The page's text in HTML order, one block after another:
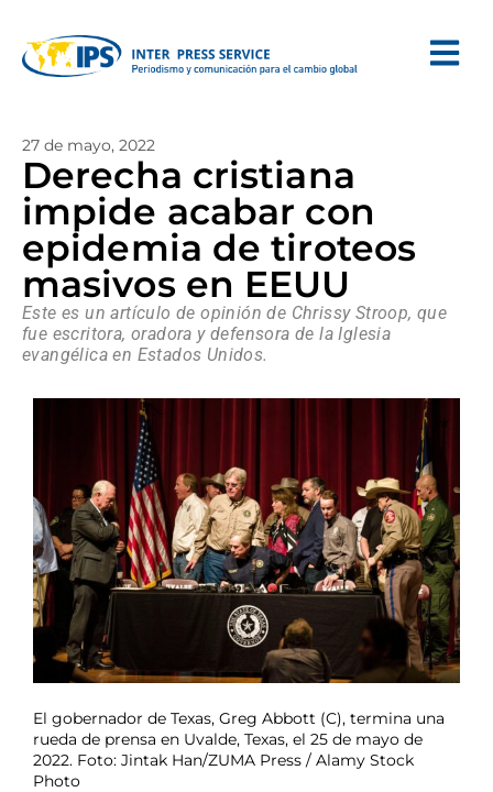
27 de mayo, 2022
Derecha cristiana
impide acabar con
epidemia de tiroteos
masivos en EEUU
Este es un artículo de opinión de Chrissy Stroop, que
fue escritora, oradora y defensora de la Iglesia
evangélica en Estados Unidos.
El gobernador de Texas, Greg Abbott (C), termina una
rueda de prensa en Uvalde, Texas, el 25 de mayo de
2022. Foto: Jintak Han/ZUMA Press / Alamy Stock
Photo